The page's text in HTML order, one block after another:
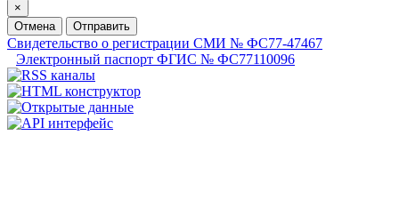
×
Отмена
Отправить
Свидетельство о регистрации СМИ № ФС77-47467
Электронный паспорт ФГИС № ФС77110096